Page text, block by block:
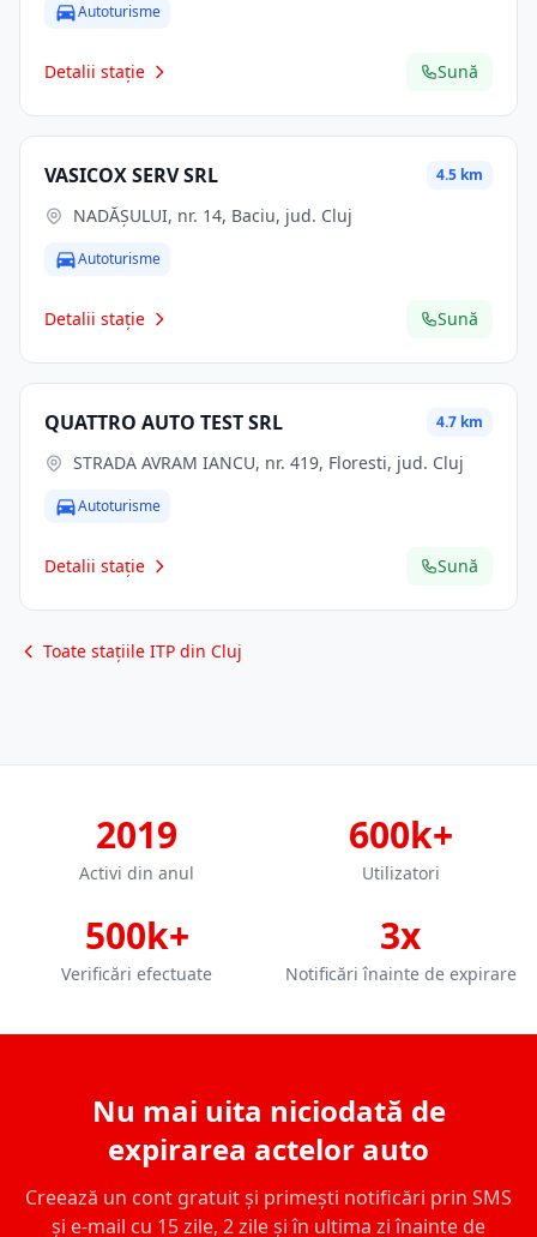
Autoturisme
Detalii stație Sună
VASICOX SERV SRL 4.5 km
NADĂȘULUI, nr. 14, Baciu, jud. Cluj
Autoturisme
Detalii stație Sună
QUATTRO AUTO TEST SRL 4.7 km
STRADA AVRAM IANCU, nr. 419, Floresti, jud. Cluj
Autoturisme
Detalii stație Sună
Toate stațiile ITP din Cluj
2019
Activi din anul
600k+
Utilizatori
500k+
Verificări efectuate
3x
Notificări înainte de expirare
Nu mai uita niciodată de
expirarea actelor auto
Creează un cont gratuit și primești notificări prin SMS
și e-mail cu 15 zile, 2 zile și în ultima zi înainte de